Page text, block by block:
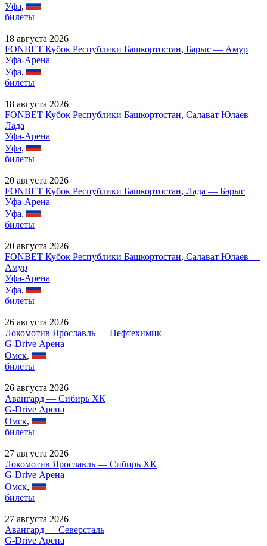
Уфа,
билеты
18 августа 2026
FONBET Кубок Республики Башкортостан, Барыс — Амур
Уфа-Арена
Уфа,
билеты
18 августа 2026
FONBET Кубок Республики Башкортостан, Салават Юлаев —
Лада
Уфа-Арена
Уфа,
билеты
20 августа 2026
FONBET Кубок Республики Башкортостан, Лада — Барыс
Уфа-Арена
Уфа,
билеты
20 августа 2026
FONBET Кубок Республики Башкортостан, Салават Юлаев —
Амур
Уфа-Арена
Уфа,
билеты
26 августа 2026
Локомотив Ярославль — Нефтехимик
G-Drive Арена
Омск,
билеты
26 августа 2026
Авангард — Сибирь ХК
G-Drive Арена
Омск,
билеты
27 августа 2026
Локомотив Ярославль — Сибирь ХК
G-Drive Арена
Омск,
билеты
27 августа 2026
Авангард — Северсталь
G-Drive Арена